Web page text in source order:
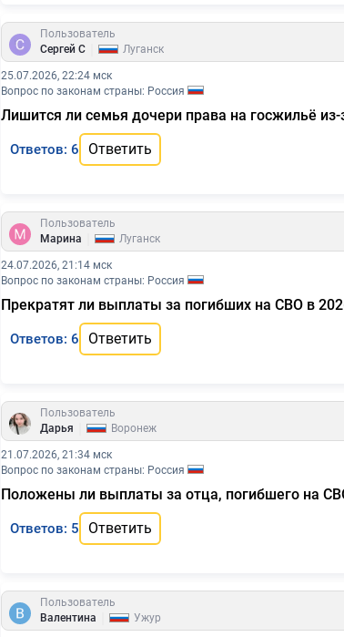
Пользователь
Сергей С
Луганск
25.07.2026, 22:24 мск
Вопрос по законам страны: Россия
Лишится ли семья дочери права на госжильё
Ответов: 6 Ответить
Пользователь
Марина
Луганск
24.07.2026, 21:14 мск
Вопрос по законам страны: Россия
Прекратят ли выплаты за погибших на СВО в
Ответов: 6 Ответить
Пользователь
Дарья
Воронеж
21.07.2026, 21:34 мск
Вопрос по законам страны: Россия
Положены ли выплаты за отца, погибшего на
Ответов: 5 Ответить
Пользователь
Валентина
Ужур